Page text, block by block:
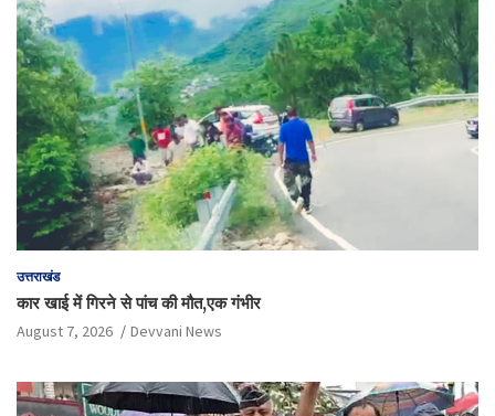
उत्तराखंड
कार खाई में गिरने से पांच की मौत,एक गंभीर
August 7, 2026 Devvani News